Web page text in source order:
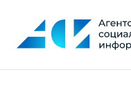
содержанию